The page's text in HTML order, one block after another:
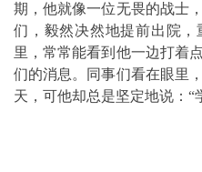
期，他就像一位无畏的战士
们，毅然决然地提前出院
里，常常能看到他一边打着
们的消息。同事们看在眼里
天，可他却总是坚定地说：“